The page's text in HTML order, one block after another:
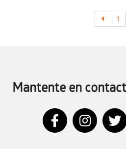
1
Mantente en